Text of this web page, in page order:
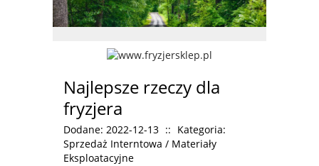
Najlepsze rzeczy dla
fryzjera
Dodane: 2022-12-13 :: Kategoria:
Sprzedaż Interntowa / Materiały
Eksploatacyjne